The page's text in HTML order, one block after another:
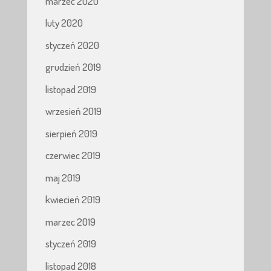
luty 2020
styczeń 2020
grudzień 2019
listopad 2019
wrzesień 2019
sierpień 2019
czerwiec 2019
maj 2019
kwiecień 2019
marzec 2019
styczeń 2019
listopad 2018